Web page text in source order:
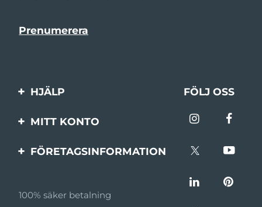
HJÄLP
Kontakta oss
FÖLJ OSS
MITT KONTO
Produktregistrering
FÖRETAGSINFORMATION
Affiliateprogram
100% säker betalning